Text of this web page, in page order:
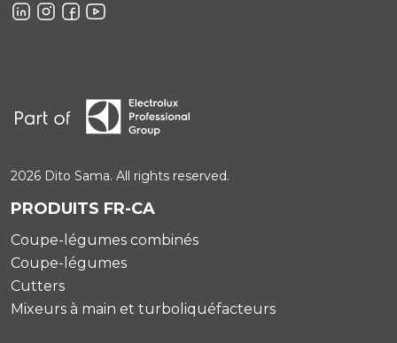
2026 Dito Sama. All rights reserved.
PRODUITS FR-CA
Coupe-légumes combinés
Coupe-légumes
Cutters
Mixeurs à main et turboliquéfacteurs